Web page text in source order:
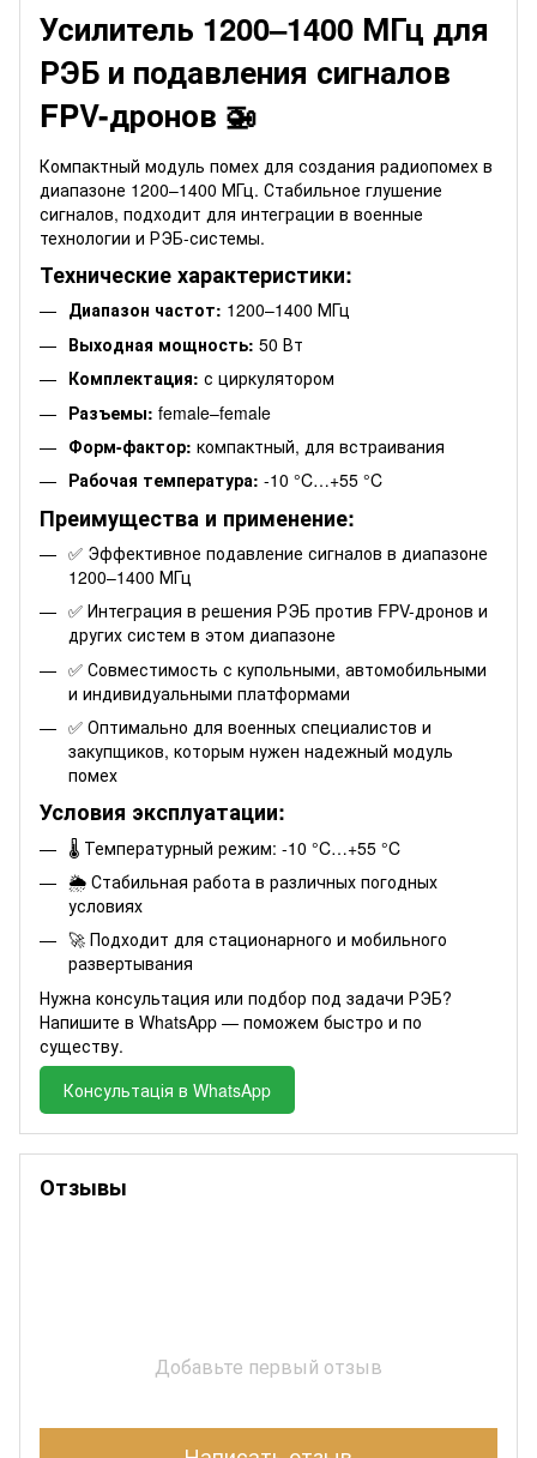
Усилитель 1200–1400 МГц для
РЭБ и подавления сигналов
FPV-дронов 🚁
Компактный модуль помех для создания радиопомех в
диапазоне 1200–1400 МГц. Стабильное глушение
сигналов, подходит для интеграции в военные
технологии и РЭБ-системы.
Технические характеристики:
Диапазон частот: 1200–1400 МГц
Выходная мощность: 50 Вт
Комплектация: с циркулятором
Разъемы: female–female
Форм-фактор: компактный, для встраивания
Рабочая температура: -10 °C…+55 °C
Преимущества и применение:
✅ Эффективное подавление сигналов в диапазоне
1200–1400 МГц
✅ Интеграция в решения РЭБ против FPV-дронов и
других систем в этом диапазоне
✅ Совместимость с купольными, автомобильными
и индивидуальными платформами
✅ Оптимально для военных специалистов и
закупщиков, которым нужен надежный модуль
помех
Условия эксплуатации:
🌡️ Температурный режим: -10 °C…+55 °C
🌦️ Стабильная работа в различных погодных
условиях
🚀 Подходит для стационарного и мобильного
развертывания
Нужна консультация или подбор под задачи РЭБ?
Напишите в WhatsApp — поможем быстро и по
существу.
Консультація в WhatsApp
Отзывы
Добавьте первый отзыв